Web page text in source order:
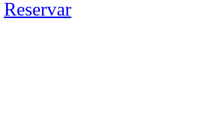
Reservar